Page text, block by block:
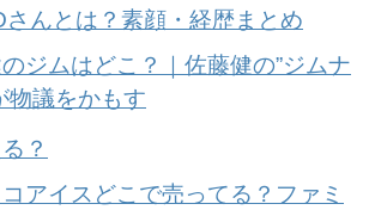
さんとは？素顔・経歴まとめ
ジムはどこ？｜佐藤健の”ジムナ
物議をかもす
？
アイスどこで売ってる？ファミ